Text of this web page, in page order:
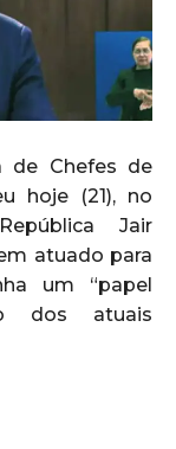
de Chefes de
hoje (21), no
Jair
atuado para
um “papel
dos atuais